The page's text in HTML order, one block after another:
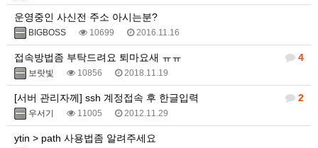
운영중인 사신전 주소 아시는분?
BIGBOSS 10699 2016.11.16
4
접속방법좀 부탁드려요 퇴마요새 ㅠㅠ
보랏빛 10856 2018.11.19
2
[서버 관리자께] ssh 계정접속 후 한글입력
우서기 11005 2012.11.29
ytin > path 사용법좀 알려주세요